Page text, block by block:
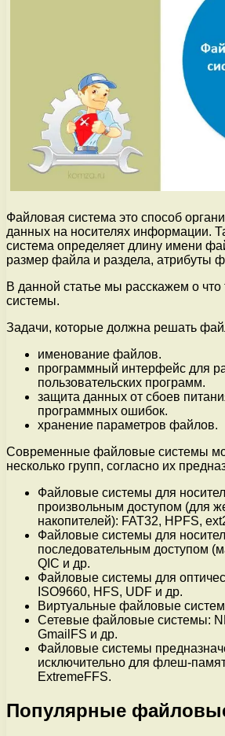
Файловая система это способ
данных на носителях информации.
система определяет длину имени
размер файла и раздела, атрибуты
В данной статье мы расскажем о
системы.
Задачи, которые должна решать
именование файлов.
программный интерфейс для
пользовательских программ.
защита данных от сбоев
программных ошибок.
хранение параметров файлов.
Современные файловые системы
несколько групп, согласно их
Файловые системы для
произвольным доступом (для
накопителей): FAT32, HPFS,
Файловые системы для
последовательным доступом
QIC и др.
Файловые системы для
ISO9660, HFS, UDF и др.
Виртуальные файловые
Сетевые файловые системы:
GmailFS и др.
Файловые системы
исключительно для флеш-
ExtremeFFS.
Популярные